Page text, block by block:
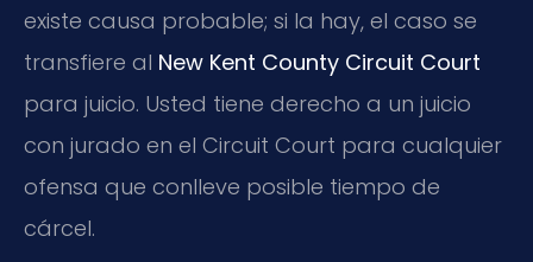
existe causa probable; si la hay, el caso se
transfiere al New Kent County Circuit Court
para juicio. Usted tiene derecho a un juicio
con jurado en el Circuit Court para cualquier
ofensa que conlleve posible tiempo de
cárcel.